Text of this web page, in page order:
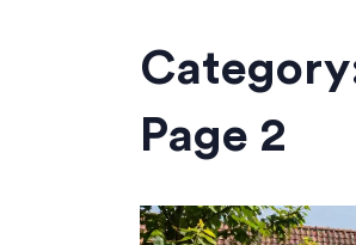
Page 2